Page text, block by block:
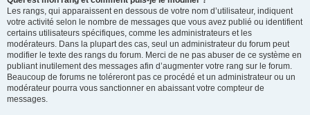
Les rangs, qui apparaissent en dessous de votre nom d’utilisateur, indiquent
votre activité selon le nombre de messages que vous avez publié ou identifient
certains utilisateurs spécifiques, comme les administrateurs et les
modérateurs. Dans la plupart des cas, seul un administrateur du forum peut
modifier le texte des rangs du forum. Merci de ne pas abuser de ce système en
publiant inutilement des messages afin d’augmenter votre rang sur le forum.
Beaucoup de forums ne toléreront pas ce procédé et un administrateur ou un
modérateur pourra vous sanctionner en abaissant votre compteur de
messages.